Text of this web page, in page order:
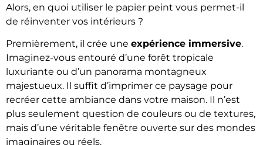
Alors, en quoi utiliser le papier peint vous permet-il
de réinventer vos intérieurs ?
Premièrement, il crée une expérience immersive.
Imaginez-vous entouré d’une forêt tropicale
luxuriante ou d’un panorama montagneux
majestueux. Il suffit d’imprimer ce paysage pour
recréer cette ambiance dans votre maison. Il n’est
plus seulement question de couleurs ou de textures,
mais d’une véritable fenêtre ouverte sur des mondes
imaginaires ou réels.